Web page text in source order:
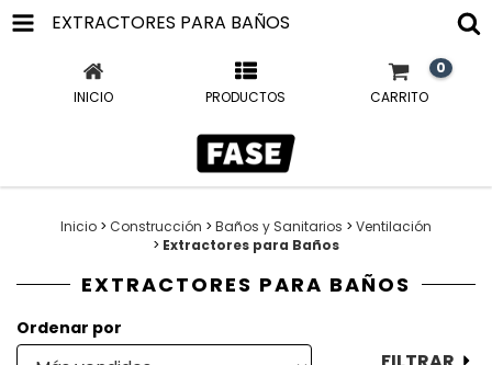
EXTRACTORES PARA BAÑOS
INICIO PRODUCTOS CARRITO
0
Inicio > Construcción > Baños y Sanitarios > Ventilación
> Extractores para Baños
EXTRACTORES PARA BAÑOS
Ordenar por